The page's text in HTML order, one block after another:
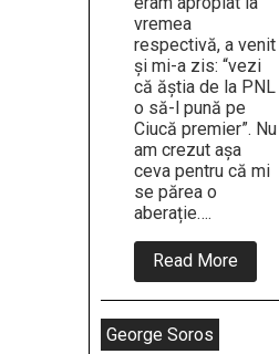
vremea
respectivă, a venit
și mi-a zis: “vezi
că ăștia de la PNL
o să-l pună pe
Ciucă premier”. Nu
am crezut așa
ceva pentru că mi
se părea o
aberație….
Read More
În
2012
George Soros